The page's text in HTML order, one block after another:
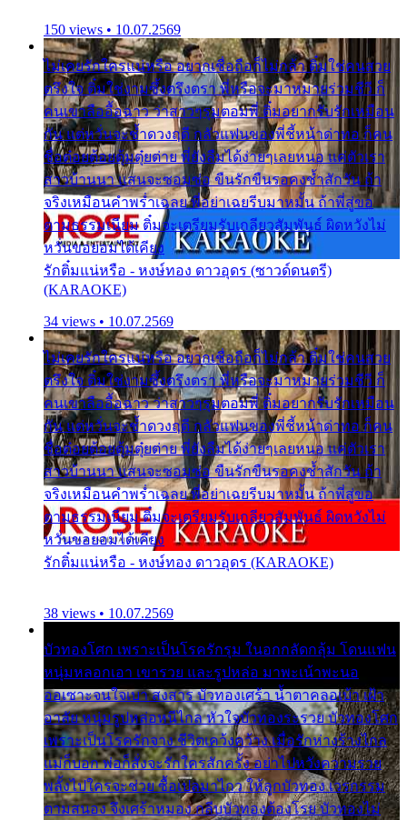
150 views • 10.07.2569
ไม่เคยรักใครแน่หรือ อยากเชื่อถือก็ไม่กล้า ติ๋มใช่คนสวย
ตรึงใจ ติ๋มใช่งามซึ้งตรึงตรา พี่หรือจะมาหมายร่วมชีวี ก็
คนเขาลืออื้อฉาว ว่าสาวๆรุมตอมพี่ ติ๋มอยากรับรักเหมือน
กัน แต่หวั่นจะช้ำดวงฤดี กลัวแฟนของพี่ชี้หน้าด่าทอ ก็คน
ชื่อต๋อยต้อยตุ้มตุ๋ยต่าย พี่ยังลืมได้ง่ายๆเลยหนอ แค่ตัวเรา
สาวบ้านนา แสนจะซอมซ่อ ขืนรักขืนรอคงช้ำสักวัน ถ้า
จริงเหมือนคำพร่ำเฉลย พี่อย่าเฉยรีบมาหมั้น ถ้าพี่สู่ขอ
ตามธรรมเนียม ติ๋มจะเตรียมรับเกลียวสัมพันธ์ ผิดหวังไม่
หวั่นขอยอมได้เคียง
รักติ๋มแน่หรือ - หงษ์ทอง ดาวอุดร (ซาวด์ดนตรี)
(KARAOKE)
34 views • 10.07.2569
ไม่เคยรักใครแน่หรือ อยากเชื่อถือก็ไม่กล้า ติ๋มใช่คนสวย
ตรึงใจ ติ๋มใช่งามซึ้งตรึงตรา พี่หรือจะมาหมายร่วมชีวี ก็
คนเขาลืออื้อฉาว ว่าสาวๆรุมตอมพี่ ติ๋มอยากรับรักเหมือน
กัน แต่หวั่นจะช้ำดวงฤดี กลัวแฟนของพี่ชี้หน้าด่าทอ ก็คน
ชื่อต๋อยต้อยตุ้มตุ๋ยต่าย พี่ยังลืมได้ง่ายๆเลยหนอ แค่ตัวเรา
สาวบ้านนา แสนจะซอมซ่อ ขืนรักขืนรอคงช้ำสักวัน ถ้า
จริงเหมือนคำพร่ำเฉลย พี่อย่าเฉยรีบมาหมั้น ถ้าพี่สู่ขอ
ตามธรรมเนียม ติ๋มจะเตรียมรับเกลียวสัมพันธ์ ผิดหวังไม่
หวั่นขอยอมได้เคียง
รักติ๋มแน่หรือ - หงษ์ทอง ดาวอุดร (KARAOKE)
38 views • 10.07.2569
บัวทองโศก เพราะเป็นโรครักรุม ในอกกลัดกลุ้ม โดนแฟน
หนุ่มหลอกเอา เขารวย และรูปหล่อ มาพะเน้าพะนอ
ออเซาะจนใจเบา สงสาร บัวทองเศร้า น้ำตาคลอเบ้า เฝ้า
อาลัย หนุ่มรูปหล่อหนีไกล หัวใจบัวทองระรวย บัวทองโศก
เพราะเป็นโรครักจาง ชีวิตเคว้งคว้าง เมื่อรักห่างร้างไกล
แม่ก็บอก พ่อก็สั่งจะรักใครสักครั้ง อย่าไปหวังความรวย
พลั้งไปใครจะช่วย ซื้อเปลมาไกว ให้ลูกบัวทอง เวรกรรม
ตามสนอง จึงเศร้าหมอง กลีบบัวทองต้องโรย บัวทองไม่